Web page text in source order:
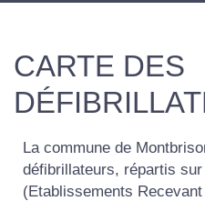
CARTE DES
La commune de
défibrillateurs, répartis
(Etablissements